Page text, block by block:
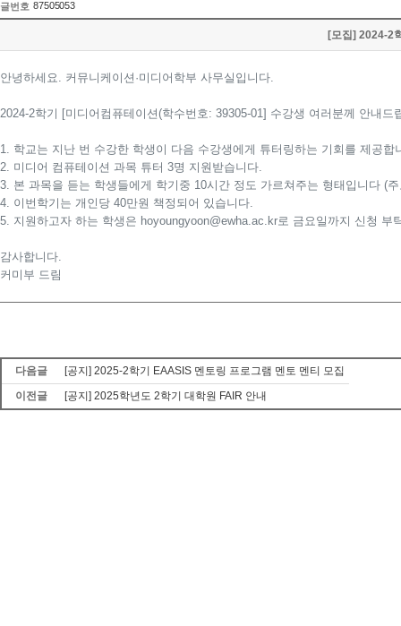
글번호 87505053
[모집] 2024-2
안녕하세요. 커뮤니케이션·미디어학부 사무실입니다.
2024-2학기 [미디어컴퓨테이션(학수번호: 39305-01] 수강생 여러분께 안내드
1. 학교는 지난 번 수강한 학생이 다음 수강생에게 튜터링하는 기회를 제공합
2. 미디어 컴퓨테이션 과목 튜터 3명 지원받습니다.
3. 본 과목을 듣는 학생들에게 학기중 10시간 정도 가르쳐주는 형태입니다 (
4. 이번학기는 개인당 40만원 책정되어 있습니다.
5. 지원하고자 하는 학생은 hoyoungyoon@ewha.ac.kr로 금요일까지 신청 부
감사합니다.
커미부 드림
다음글
[공지] 2025-2학기 EAASIS 멘토링 프로그램 멘토 멘티 모집
이전글
[공지] 2025학년도 2학기 대학원 FAIR 안내